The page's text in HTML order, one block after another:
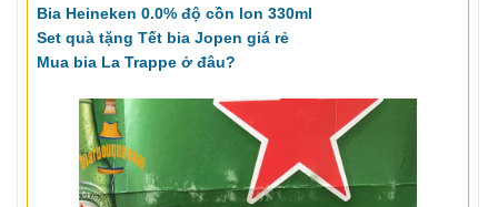
Bia Heineken 0.0% độ cồn lon 330ml
Set quà tặng Tết bia Jopen giá rẻ
Mua bia La Trappe ở đâu?